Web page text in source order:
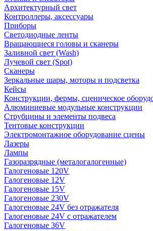
Архитектурный свет
Контроллеры, аксессуары
Приборы
Светодиодные ленты
Вращающиеся головы и сканеры
Заливной свет (Wash)
Лучевой свет (Spot)
Сканеры
Зеркальные шары, моторы и подсветка
Кейсы
Конструкции, фермы, сценическое
Алюминиевые модульные конструкции
Струбцины и элементы подвеса
Тентовые конструкции
Электромонтажное оборудование сцены
Лазеры
Лампы
Газоразрядные (металогалогенные)
Галогеновые 120V
Галогеновые 12V
Галогеновые 15V
Галогеновые 230V
Галогеновые 24V без отражателя
Галогеновые 24V с отражателем
Галогеновые 36V